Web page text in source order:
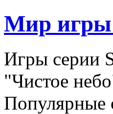
Мир игры
Игры серии
"Чистое
Популярные